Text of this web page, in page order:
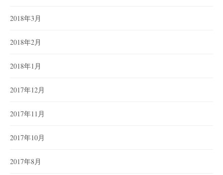
2018年3月
2018年2月
2018年1月
2017年12月
2017年11月
2017年10月
2017年8月